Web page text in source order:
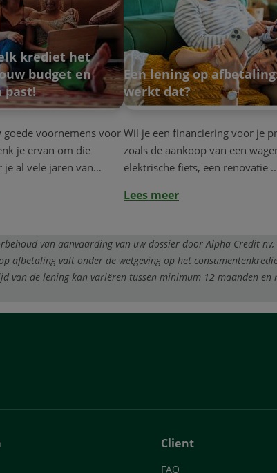
krediet het
budget en
past!
goede voornemens voor
je ervan om die
je al vele jaren van
Een lening op
werkt dat?
Wil je een financiering voor je
zoals de aankoop van een
elektrische fiets, een renovatie
Lees meer
van aanvaarding van uw dossier door Alpha Credit nv,
afbetaling valt onder de wetgeving op het
van de lening kan variëren tussen minimum 12 maanden en
Client
FAQ